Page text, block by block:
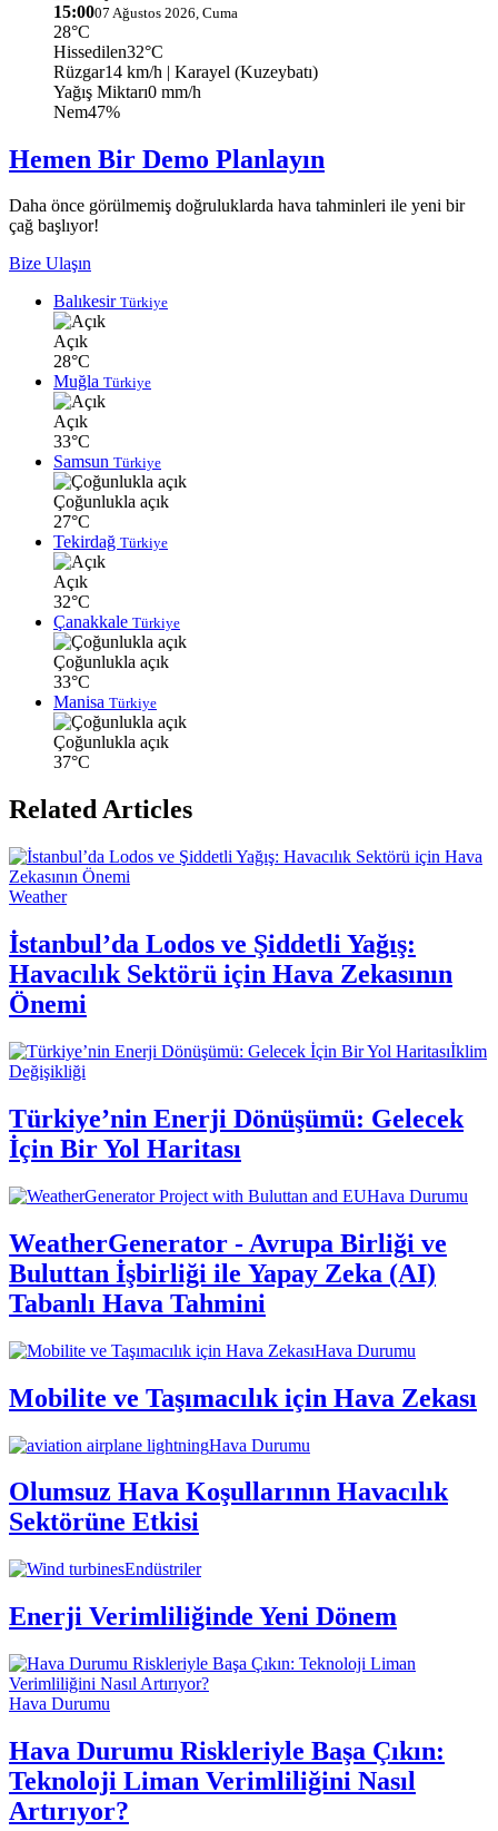
15:0007 Ağustos 2026, Cuma
28°C
Hissedilen32°C
Rüzgar14 km/h | Karayel (Kuzeybatı)
Yağış Miktarı0 mm/h
Nem47%
Hemen Bir Demo Planlayın
Daha önce görülmemiş doğruluklarda hava tahminleri ile yeni bir
çağ başlıyor!
Bize Ulaşın
Balıkesir Türkiye
Açık
28°C
Muğla Türkiye
Açık
33°C
Samsun Türkiye
Çoğunlukla açık
27°C
Tekirdağ Türkiye
Açık
32°C
Çanakkale Türkiye
Çoğunlukla açık
33°C
Manisa Türkiye
Çoğunlukla açık
37°C
Related Articles
Weather
İstanbul’da Lodos ve Şiddetli Yağış:
Havacılık Sektörü için Hava Zekasının
Önemi
İklim
Değişikliği
Türkiye’nin Enerji Dönüşümü: Gelecek
İçin Bir Yol Haritası
Hava Durumu
WeatherGenerator - Avrupa Birliği ve
Buluttan İşbirliği ile Yapay Zeka (AI)
Tabanlı Hava Tahmini
Hava Durumu
Mobilite ve Taşımacılık için Hava Zekası
Hava Durumu
Olumsuz Hava Koşullarının Havacılık
Sektörüne Etkisi
Endüstriler
Enerji Verimliliğinde Yeni Dönem
Hava Durumu
Hava Durumu Riskleriyle Başa Çıkın:
Teknoloji Liman Verimliliğini Nasıl
Artırıyor?